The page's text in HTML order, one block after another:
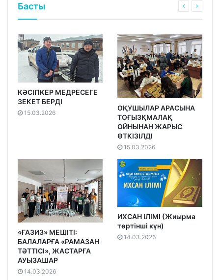
Басты
КӘСІПКЕР МЕДРЕСЕГЕ
ЗЕКЕТ БЕРДІ
15.03.2026
ОҚУШЫЛАР АРАСЫНА
ТОҒЫЗҚМАЛАҚ
ОЙНЫНАН ЖАРЫС
ӨТКІЗІЛДІ
15.03.2026
«ҒАЗИЗ» МЕШІТІ:
БАЛАЛАРҒА «РАМАЗАН
ТӘТТІСІ», ЖАСТАРҒА
АУЫЗАШАР
14.03.2026
ИХСАН ІЛІМІ (Жиырма
төртінші күн)
14.03.2026